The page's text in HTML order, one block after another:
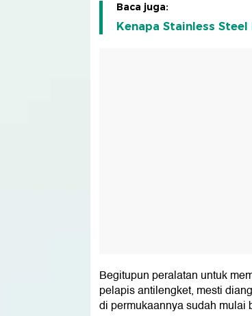
Baca juga:
Kenapa Stainless
Begitupun peralatan untuk
pelapis antilengket, mesti
di permukaannya sudah mulai